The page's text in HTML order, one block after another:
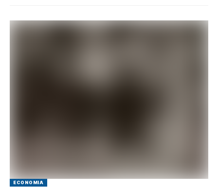
ECONOMIA